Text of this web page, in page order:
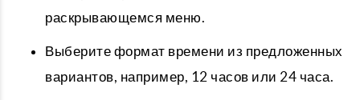
раскрывающемся меню.
Выберите формат времени из предложенных
вариантов, например, 12 часов или 24 часа.